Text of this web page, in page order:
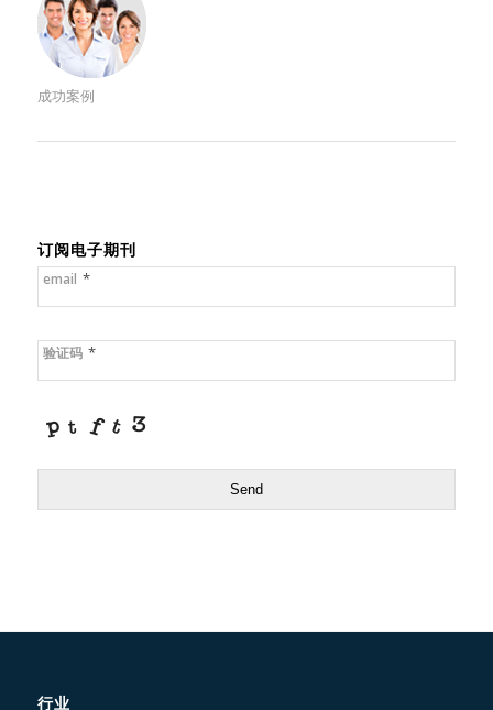
成功案例
订阅电子期刊
email *
验证码 *
Send
行业